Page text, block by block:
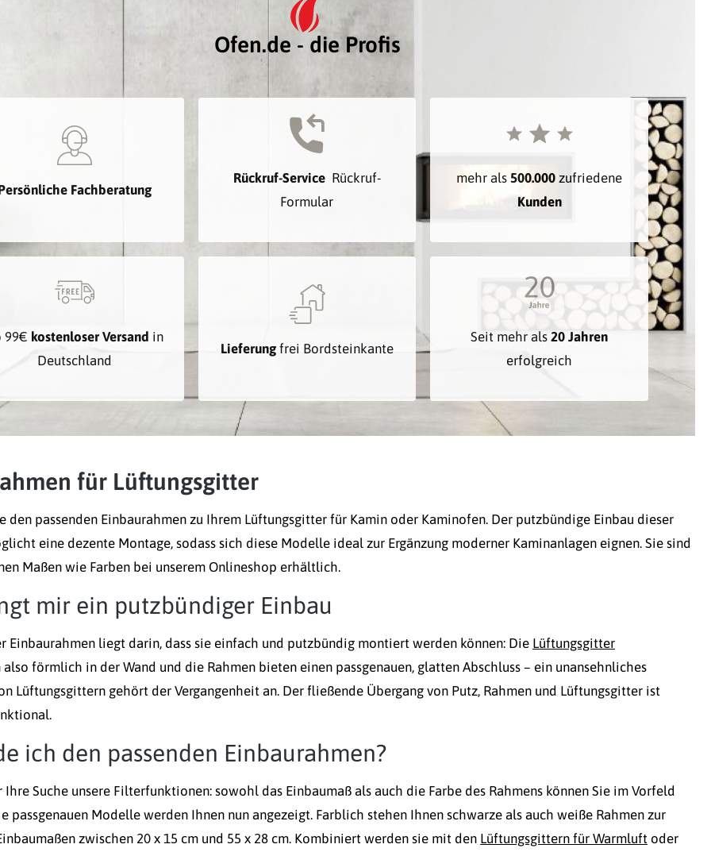
Ofen.de - die Profis
Fachberatung
Rückruf-Service Rückruf-
Formular
mehr als500.000 zufriedene
Kunden
99€ kostenloser Versand in
Deutschland
Lieferungfrei Bordsteinkante
Seit mehr als20 Jahren
erfolgreich
für Lüftungsgitter
den passenden Einbaurahmen zu Ihrem Lüftungsgitter für Kamin oder Kaminofen. Der putzbündige Einbau dieser
eine dezente Montage, sodass sich diese Modelle ideal zur Ergänzung moderner Kaminanlagen eignen. Sie sind
Maßen wie Farben bei unserem Onlineshop erhältlich.
mir ein putzbündiger Einbau
Einbaurahmen liegt darin, dass sie einfach und putzbündig montiert werden können: Die Lüftungsgitter
förmlich in der Wand und die Rahmen bieten einen passgenauen, glatten Abschluss – ein unansehnliches
Lüftungsgittern gehört der Vergangenheit an. Der fließende Übergang von Putz, Rahmen und Lüftungsgitter ist
ich den passenden Einbaurahmen?
Ihre Suche unsere Filterfunktionen: sowohl das Einbaumaß als auch die Farbe des Rahmens können Sie im Vorfeld
passgenauen Modelle werden Ihnen nun angezeigt. Farblich stehen Ihnen schwarze als auch weiße Rahmen zur
zwischen 20 x 15 cm und 55 x 28 cm. Kombiniert werden sie mit den Lüftungsgittern für Warmluft oder